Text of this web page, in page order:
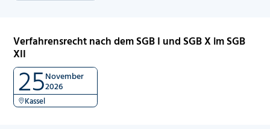
Verfahrensrecht nach dem SGB I und SGB X im SGB
XII
25November
2026
Kassel